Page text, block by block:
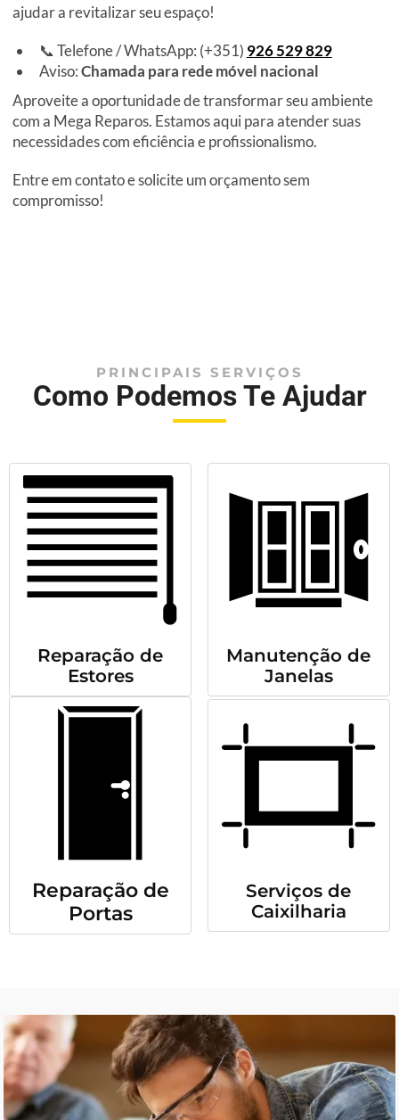
ajudar a revitalizar seu espaço!
📞 Telefone / WhatsApp: (+351) 926 529 829
Aviso:Chamada para rede móvel nacional
Aproveite a oportunidade de transformar seu ambiente
com a Mega Reparos. Estamos aqui para atender suas
necessidades com eficiência e profissionalismo.
Entre em contato e solicite um orçamento sem
compromisso!
PRINCIPAIS SERVIÇOS
Como Podemos Te Ajudar
Reparação de
Estores
Manutenção de
Janelas
Reparação de
Portas
Serviços de
Caixilharia